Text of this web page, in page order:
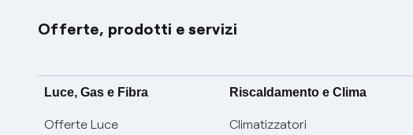
Offerte, prodotti e servizi
Luce, Gas e Fibra
Offerte Luce
Riscaldamento e Clima
Climatizzatori